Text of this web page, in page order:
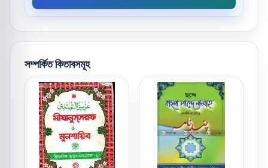
সম্পর্কিত কিতাবসমূহ